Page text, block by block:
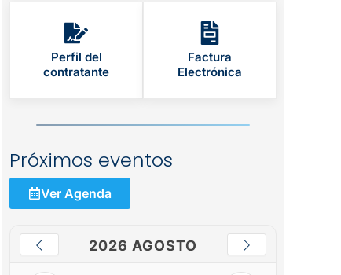
Perfil del
contratante
Factura
Electrónica
Próximos eventos
Ver Agenda
2026 AGOSTO